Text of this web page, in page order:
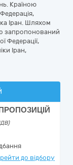
Країною
Іран. Шляхом
запропонований
Федерації,
Іран,
до відбору